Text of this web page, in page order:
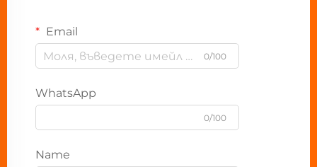
Email
0/100
WhatsApp
0/100
Name